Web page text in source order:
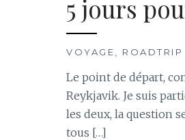
5 jours
VOYAGE,
Le point de départ,
Reykjavik. Je suis
les deux, la question
tous […]